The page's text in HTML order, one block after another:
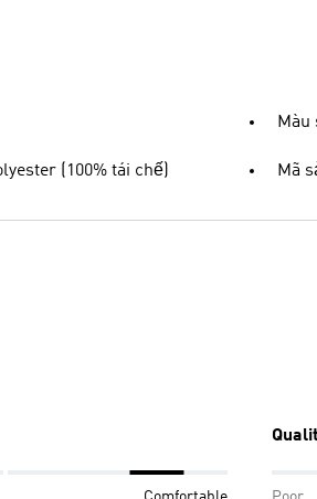
(100% tái chế)
Màu
Mã